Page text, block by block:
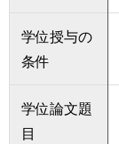
学位授与の
条件
学位論文題
目